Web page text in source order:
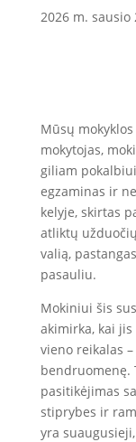
2026 m. sausio
Mūsų
mokytojas,
giliam
egzaminas ir
kelyje, skirtas
atliktų
valią,
pasauliu.
Mokiniui šis
akimirka, kai
vieno reikalas
bendruomenę.
pasitikėjimas
stiprybes ir
yra